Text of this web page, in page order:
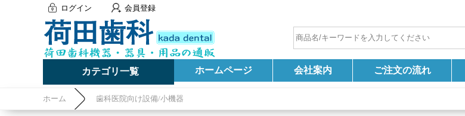
ログイン 会員登録
カテゴリ一覧 ホームページ 会社案内 ご注文の流れ
ホーム 歯科医院向け設備/小機器